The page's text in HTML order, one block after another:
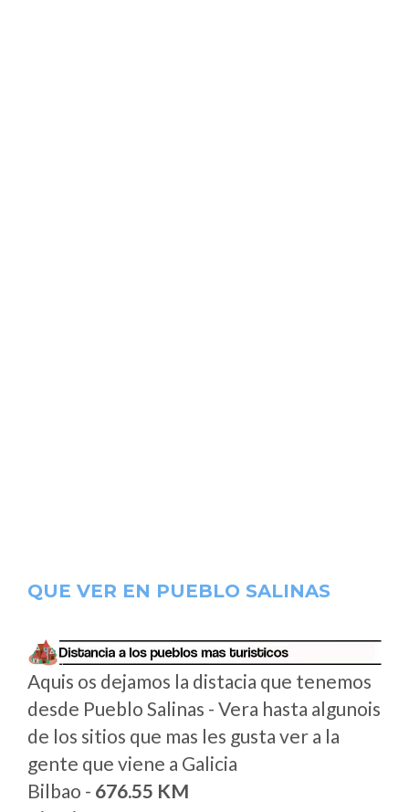
QUE VER EN PUEBLO SALINAS
Aquis os dejamos la distacia que tenemos
desde Pueblo Salinas - Vera hasta algunois
de los sitios que mas les gusta ver a la
gente que viene a Galicia
Bilbao - 676.55 KM